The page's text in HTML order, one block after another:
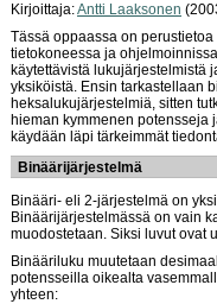
Kirjoittaja:Antti Laaksonen
Tässä oppaassa on perustietoa
tietokoneessa ja ohjelmoinnissa
käytettävistä lukujärjestelmistä
yksiköistä. Ensin tarkastellaan
heksalukujärjestelmiä, sitten
hieman kymmenen potensseja
käydään läpi tärkeimmät
Binäärijärjestelmä
Binääri- eli 2-järjestelmä on
Binäärijärjestelmässä on vain
muodostetaan. Siksi luvut ovat
Binääriluku muutetaan
potensseilla oikealta
yhteen: